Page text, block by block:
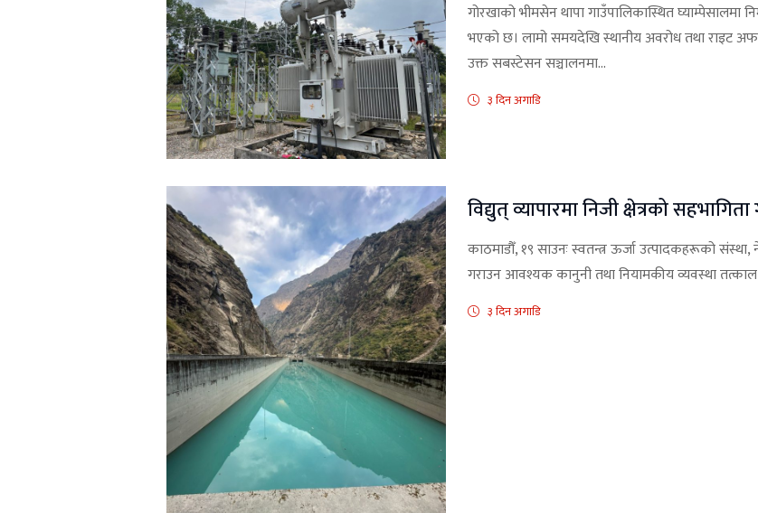
गोरखाको भीमसेन थापा गाउँपालिकास्थित
भएको छ। लामो समयदेखि स्थानीय अवरोध तथा राइट
उक्त सबस्टेसन सञ्चालनमा...
३ दिन अगाडि
विद्युत् व्यापारमा निजी क्षेत्रको
काठमाडौँ, १९ साउनः स्वतन्त्र ऊर्जा उत्पादकहरूको संस्था,
गराउन आवश्यक कानुनी तथा नियामकीय व्यवस्था
३ दिन अगाडि